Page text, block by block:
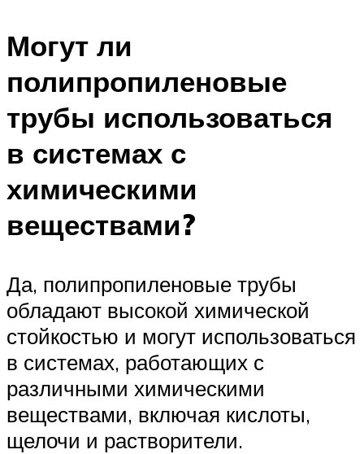
Могут ли
полипропиленовые
трубы использоваться
в системах с
химическими
веществами?
Да, полипропиленовые трубы
обладают высокой химической
стойкостью и могут использоваться
в системах, работающих с
различными химическими
веществами, включая кислоты,
щелочи и растворители.